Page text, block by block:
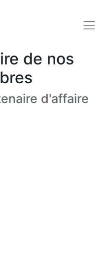
de nos
d'affaire